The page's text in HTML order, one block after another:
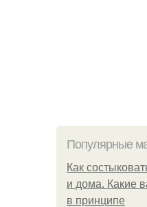
Популярные
Как
и дома. Какие
в принципе